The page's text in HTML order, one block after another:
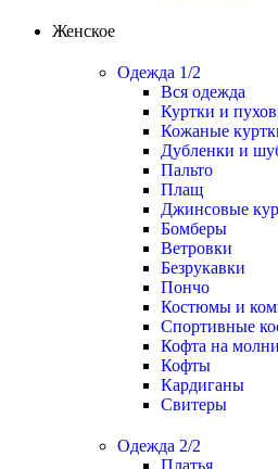
Женское
Одежда 1/2
Вся одежда
Куртки и
Кожаные
Дубленки и
Пальто
Плащ
Джинсовые
Бомберы
Ветровки
Безрукавки
Пончо
Костюмы и
Спортивные
Кофта на
Кофты
Кардиганы
Свитеры
Одежда 2/2
Платья